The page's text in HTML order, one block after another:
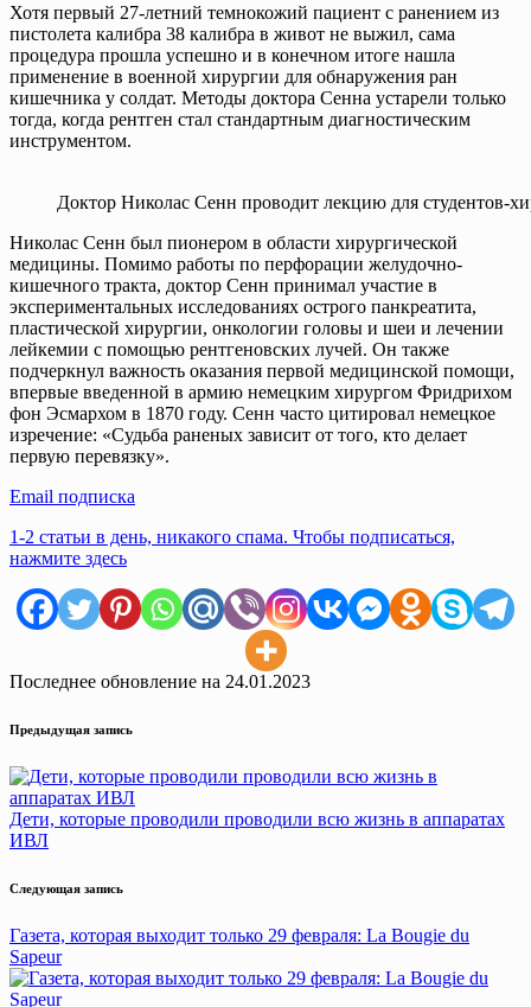
Хотя первый 27-летний темнокожий пациент с ранением из
пистолета калибра 38 калибра в живот не выжил, сама
процедура прошла успешно и в конечном итоге нашла
применение в военной хирургии для обнаружения ран
кишечника у солдат. Методы доктора Сенна устарели только
тогда, когда рентген стал стандартным диагностическим
инструментом.
Доктор Николас Сенн проводит лекцию для студентов-
Николас Сенн был пионером в области хирургической
медицины. Помимо работы по перфорации желудочно-
кишечного тракта, доктор Сенн принимал участие в
экспериментальных исследованиях острого панкреатита,
пластической хирургии, онкологии головы и шеи и лечении
лейкемии с помощью рентгеновских лучей. Он также
подчеркнул важность оказания первой медицинской помощи,
впервые введенной в армию немецким хирургом Фридрихом
фон Эсмархом в 1870 году. Сенн часто цитировал немецкое
изречение: «Судьба раненых зависит от того, кто делает
первую перевязку».
Email подписка
1-2 статьи в день, никакого спама. Чтобы подписаться,
нажмите здесь
Последнее обновление на 24.01.2023
Навигация
записи
Предыдущая запись
Дети, которые проводили проводили всю жизнь в аппаратах
ИВЛ
Следующая запись
Газета, которая выходит только 29 февраля: La Bougie du
Sapeur